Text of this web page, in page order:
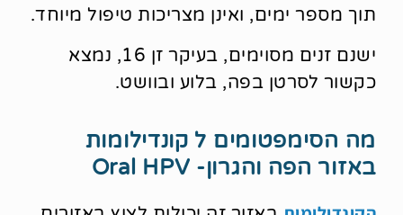
תוך מספר ימים, ואינן מצריכות טיפול מיוחד.
ישנם זנים מסוימים, בעיקר זן 16, נמצא
כקשור לסרטן בפה, בלוע ובוושט.
מה הסימפטומים ל קונדילומות
באזור הפה והגרון- Oral HPV